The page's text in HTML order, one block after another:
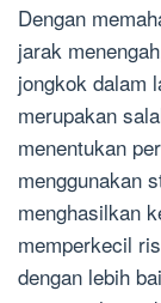
Dengan
jarak
jongkok dalam
merupakan
menentukan
menggunakan
menghasilkan
memperkecil
dengan lebih